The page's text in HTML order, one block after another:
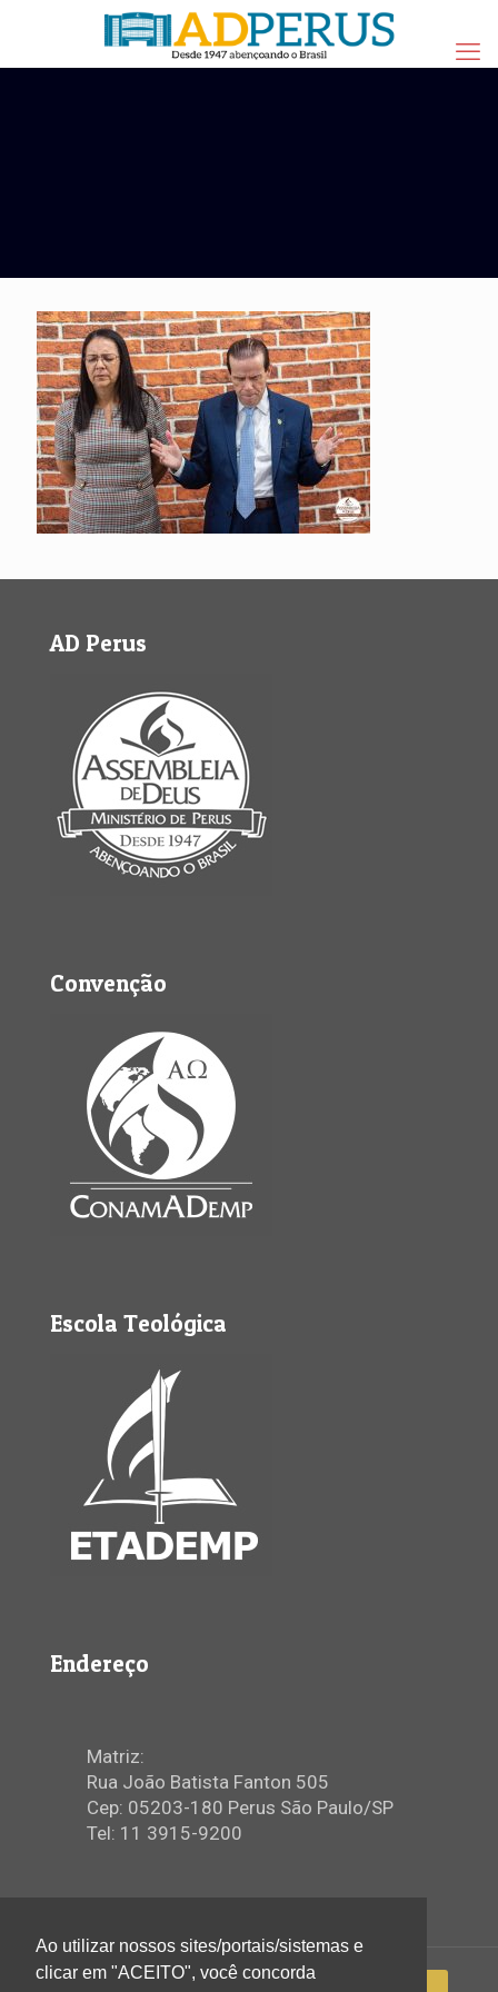
AD Perus
Convenção
Escola Teológica
Endereço
Matriz:
Rua João Batista Fanton 505
Cep: 05203-180 Perus São Paulo/SP
Tel: 11 3915-9200
Ao utilizar nossos sites/portais/sistemas e
clicar em "ACEITO", você concorda